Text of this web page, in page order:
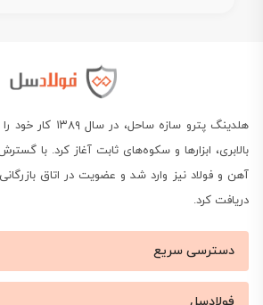
هلدینگ پترو سازه
بالابری، ابزارها و سکوه‌های ثابت آغاز کرد. با
آهن و فولاد نیز وارد شد و عضویت در اتاق
دریافت کرد.
دسترسی سریع
فولادسل